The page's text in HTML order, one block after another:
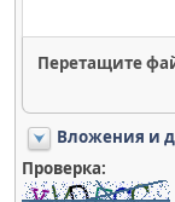
Перетащите
Вложения и
Проверка: